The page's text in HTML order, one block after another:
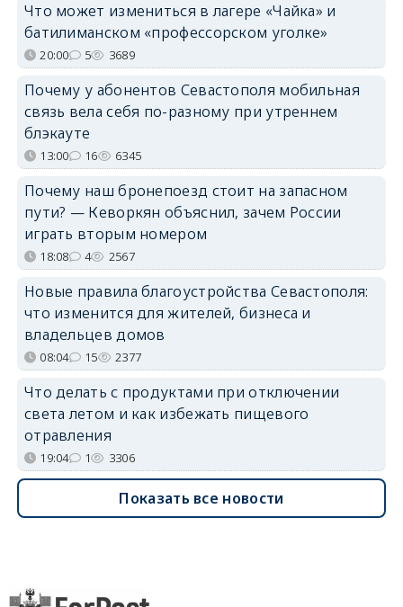
Что может измениться в лагере «Чайка» и
батилиманском «профессорском уголке»
20:00 5 3689
Почему у абонентов Севастополя мобильная
связь вела себя по-разному при утреннем
блэкауте
13:00 16 6345
Почему наш бронепоезд стоит на запасном
пути? — Кеворкян объяснил, зачем России
играть вторым номером
18:08 4 2567
Новые правила благоустройства Севастополя:
что изменится для жителей, бизнеса и
владельцев домов
08:04 15 2377
Что делать с продуктами при отключении
света летом и как избежать пищевого
отравления
19:04 1 3306
Показать все новости